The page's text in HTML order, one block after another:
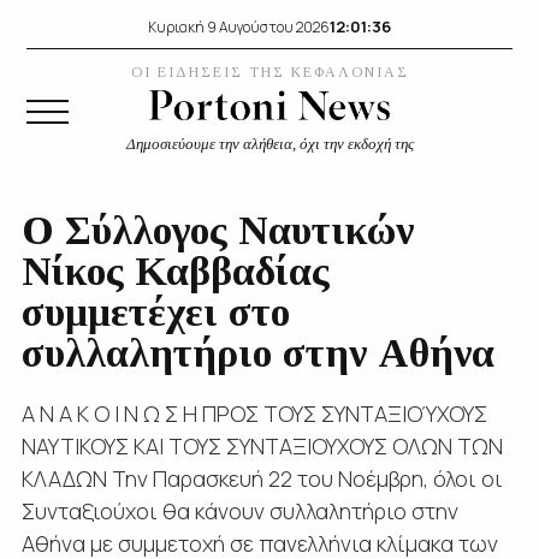
Κυριακή 9 Αυγούστου 202612:01:37
ΟΙ ΕΙΔΗΣΕΙΣ ΤΗΣ ΚΕΦΑΛΟΝΙΑΣ
Δημοσιεύουμε την αλήθεια, όχι την εκδοχή της
Ο Σύλλογος Ναυτικών
Νίκος Καββαδίας
συμμετέχει στο
συλλαλητήριο στην Αθήνα
Α Ν Α Κ Ο Ι Ν Ω Σ Η ΠΡΟΣ ΤΟΥΣ ΣΥΝΤΑΞΙΟΎΧΟΥΣ
ΝΑΥΤΙΚΟΥΣ ΚΑΙ ΤΟΥΣ ΣΥΝΤΑΞΙΟΥΧΟΥΣ ΟΛΩΝ ΤΩΝ
ΚΛΑΔΩΝ Την Παρασκευή 22 του Νοέμβρη, όλοι οι
Συνταξιούχοι θα κάνουν συλλαλητήριο στην
Αθήνα με συμμετοχή σε πανελλήνια κλίμακα των